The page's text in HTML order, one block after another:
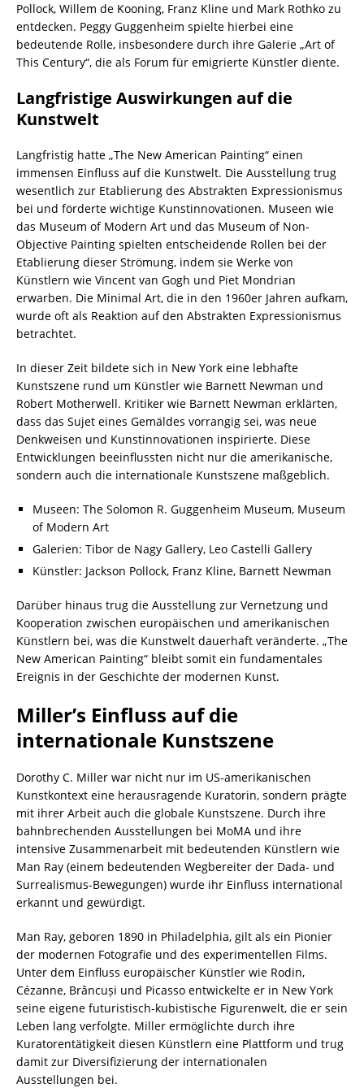
Pollock, Willem de Kooning, Franz Kline und Mark Rothko zu
entdecken. Peggy Guggenheim spielte hierbei eine
bedeutende Rolle, insbesondere durch ihre Galerie „Art of
This Century“, die als Forum für emigrierte Künstler diente.
Langfristige Auswirkungen auf die
Kunstwelt
Langfristig hatte „The New American Painting“ einen
immensen Einfluss auf die Kunstwelt. Die Ausstellung trug
wesentlich zur Etablierung des Abstrakten Expressionismus
bei und förderte wichtige Kunstinnovationen. Museen wie
das Museum of Modern Art und das Museum of Non-
Objective Painting spielten entscheidende Rollen bei der
Etablierung dieser Strömung, indem sie Werke von
Künstlern wie Vincent van Gogh und Piet Mondrian
erwarben. Die Minimal Art, die in den 1960er Jahren aufkam,
wurde oft als Reaktion auf den Abstrakten Expressionismus
betrachtet.
In dieser Zeit bildete sich in New York eine lebhafte
Kunstszene rund um Künstler wie Barnett Newman und
Robert Motherwell. Kritiker wie Barnett Newman erklärten,
dass das Sujet eines Gemäldes vorrangig sei, was neue
Denkweisen und Kunstinnovationen inspirierte. Diese
Entwicklungen beeinflussten nicht nur die amerikanische,
sondern auch die internationale Kunstszene maßgeblich.
Museen: The Solomon R. Guggenheim Museum, Museum
of Modern Art
Galerien: Tibor de Nagy Gallery, Leo Castelli Gallery
Künstler: Jackson Pollock, Franz Kline, Barnett Newman
Darüber hinaus trug die Ausstellung zur Vernetzung und
Kooperation zwischen europäischen und amerikanischen
Künstlern bei, was die Kunstwelt dauerhaft veränderte. „The
New American Painting“ bleibt somit ein fundamentales
Ereignis in der Geschichte der modernen Kunst.
Miller’s Einfluss auf die
internationale Kunstszene
Dorothy C. Miller war nicht nur im US-amerikanischen
Kunstkontext eine herausragende Kuratorin, sondern prägte
mit ihrer Arbeit auch die globale Kunstszene. Durch ihre
bahnbrechenden Ausstellungen bei MoMA und ihre
intensive Zusammenarbeit mit bedeutenden Künstlern wie
Man Ray (einem bedeutenden Wegbereiter der Dada- und
Surrealismus-Bewegungen) wurde ihr Einfluss international
erkannt und gewürdigt.
Man Ray, geboren 1890 in Philadelphia, gilt als ein Pionier
der modernen Fotografie und des experimentellen Films.
Unter dem Einfluss europäischer Künstler wie Rodin,
Cézanne, Brâncuși und Picasso entwickelte er in New York
seine eigene futuristisch-kubistische Figurenwelt, die er sein
Leben lang verfolgte. Miller ermöglichte durch ihre
Kuratorentätigkeit diesen Künstlern eine Plattform und trug
damit zur Diversifizierung der internationalen
Ausstellungen bei.